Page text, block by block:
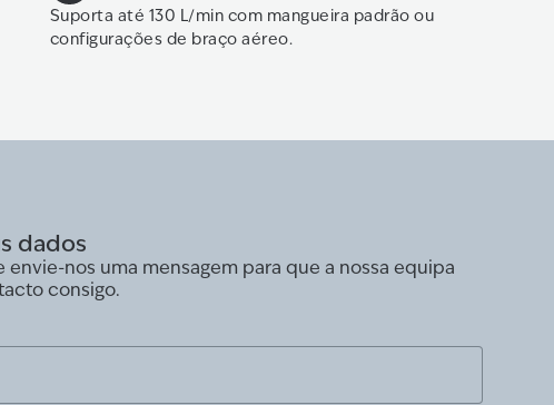
Suporta até 130 L/min com mangueira padrão ou
configurações de braço aéreo.
dados
envie-nos uma mensagem para que a nossa equipa
consigo.